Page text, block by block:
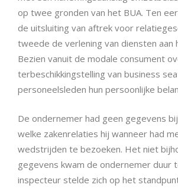
op twee gronden van het BUA. Ten
de uitsluiting van aftrek voor
tweede de verlening van diensten aan
Bezien vanuit de modale consument
terbeschikkingstelling van business
personeelsleden hun persoonlijke
De ondernemer had geen gegevens
welke zakenrelaties hij wanneer had
wedstrijden te bezoeken. Het niet
gegevens kwam de ondernemer duur
inspecteur stelde zich op het